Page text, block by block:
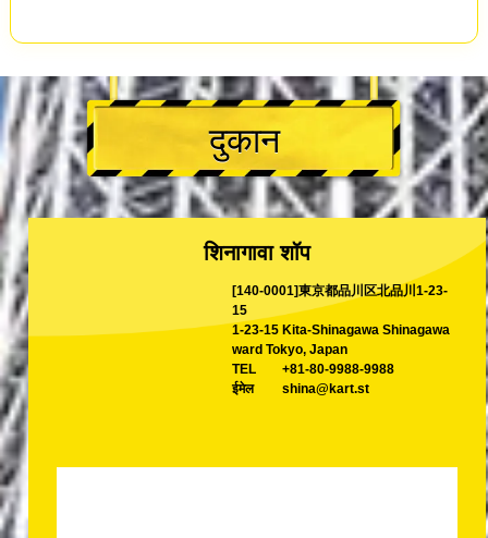
दुकान
शिनागावा शॉप
[140-0001]東京都品川区北品川1-23-
15
1-23-15 Kita-Shinagawa Shinagawa
ward Tokyo, Japan
TEL
+81-80-9988-9988
ईमेल
shina@kart.st